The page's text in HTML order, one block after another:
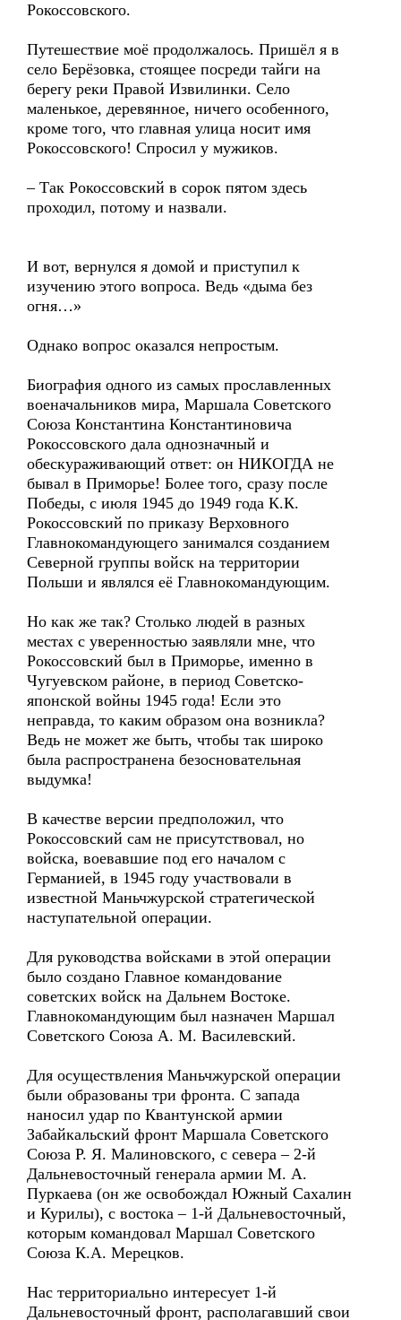
Рокоссовского.
Путешествие моё продолжалось. Пришёл я в
село Берёзовка, стоящее посреди тайги на
берегу реки Правой Извилинки. Село
маленькое, деревянное, ничего особенного,
кроме того, что главная улица носит имя
Рокоссовского! Спросил у мужиков.
– Так Рокоссовский в сорок пятом здесь
проходил, потому и назвали.
И вот, вернулся я домой и приступил к
изучению этого вопроса. Ведь «дыма без
огня…»
Однако вопрос оказался непростым.
Биография одного из самых прославленных
военачальников мира, Маршала Советского
Союза Константина Константиновича
Рокоссовского дала однозначный и
обескураживающий ответ: он НИКОГДА не
бывал в Приморье! Более того, сразу после
Победы, с июля 1945 до 1949 года К.К.
Рокоссовский по приказу Верховного
Главнокомандующего занимался созданием
Северной группы войск на территории
Польши и являлся её Главнокомандующим.
Но как же так? Столько людей в разных
местах с уверенностью заявляли мне, что
Рокоссовский был в Приморье, именно в
Чугуевском районе, в период Советско-
японской войны 1945 года! Если это
неправда, то каким образом она возникла?
Ведь не может же быть, чтобы так широко
была распространена безосновательная
выдумка!
В качестве версии предположил, что
Рокоссовский сам не присутствовал, но
войска, воевавшие под его началом с
Германией, в 1945 году участвовали в
известной Маньчжурской стратегической
наступательной операции.
Для руководства войсками в этой операции
было создано Главное командование
советских войск на Дальнем Востоке.
Главнокомандующим был назначен Маршал
Советского Союза А. М. Василевский.
Для осуществления Маньчжурской операции
были образованы три фронта. С запада
наносил удар по Квантунской армии
Забайкальский фронт Маршала Советского
Союза Р. Я. Малиновского, с севера – 2-й
Дальневосточный генерала армии М. А.
Пуркаева (он же освобождал Южный Сахалин
и Курилы), с востока – 1-й Дальневосточный,
которым командовал Маршал Советского
Союза К.А. Мерецков.
Нас территориально интересует 1-й
Дальневосточный фронт, располагавший свои